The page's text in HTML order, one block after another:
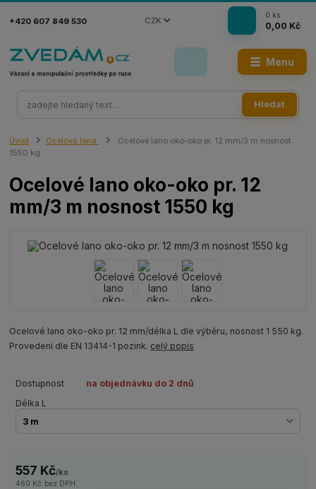
Menu
CZK
Hledat
+420 607 849 530
0 ks
0,00 Kč
Úvod Ocelová lana
Ocelové lano oko-oko pr. 12 mm/3 m nosnost
1550 kg
Ocelové lano oko-oko pr. 12
mm/3 m nosnost 1550 kg
Ocelové lano oko-oko pr. 12 mm/délka L dle výběru, nosnost 1 550 kg.
Provedení dle EN 13414-1 pozink. celý popis
Dostupnost
na objednávku do 2 dnů
Délka L
557 Kč/ks
460 Kč bez DPH